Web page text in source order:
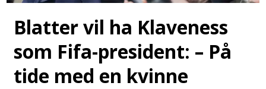
Blatter vil ha Klaveness
som Fifa-president: – På
tide med en kvinne